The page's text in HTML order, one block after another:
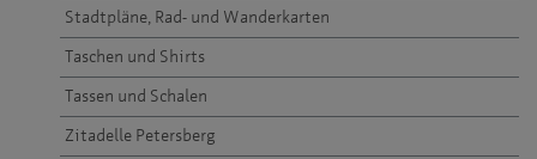
Stadtpläne, Rad- und Wanderkarten
Taschen und Shirts
Tassen und Schalen
Zitadelle Petersberg